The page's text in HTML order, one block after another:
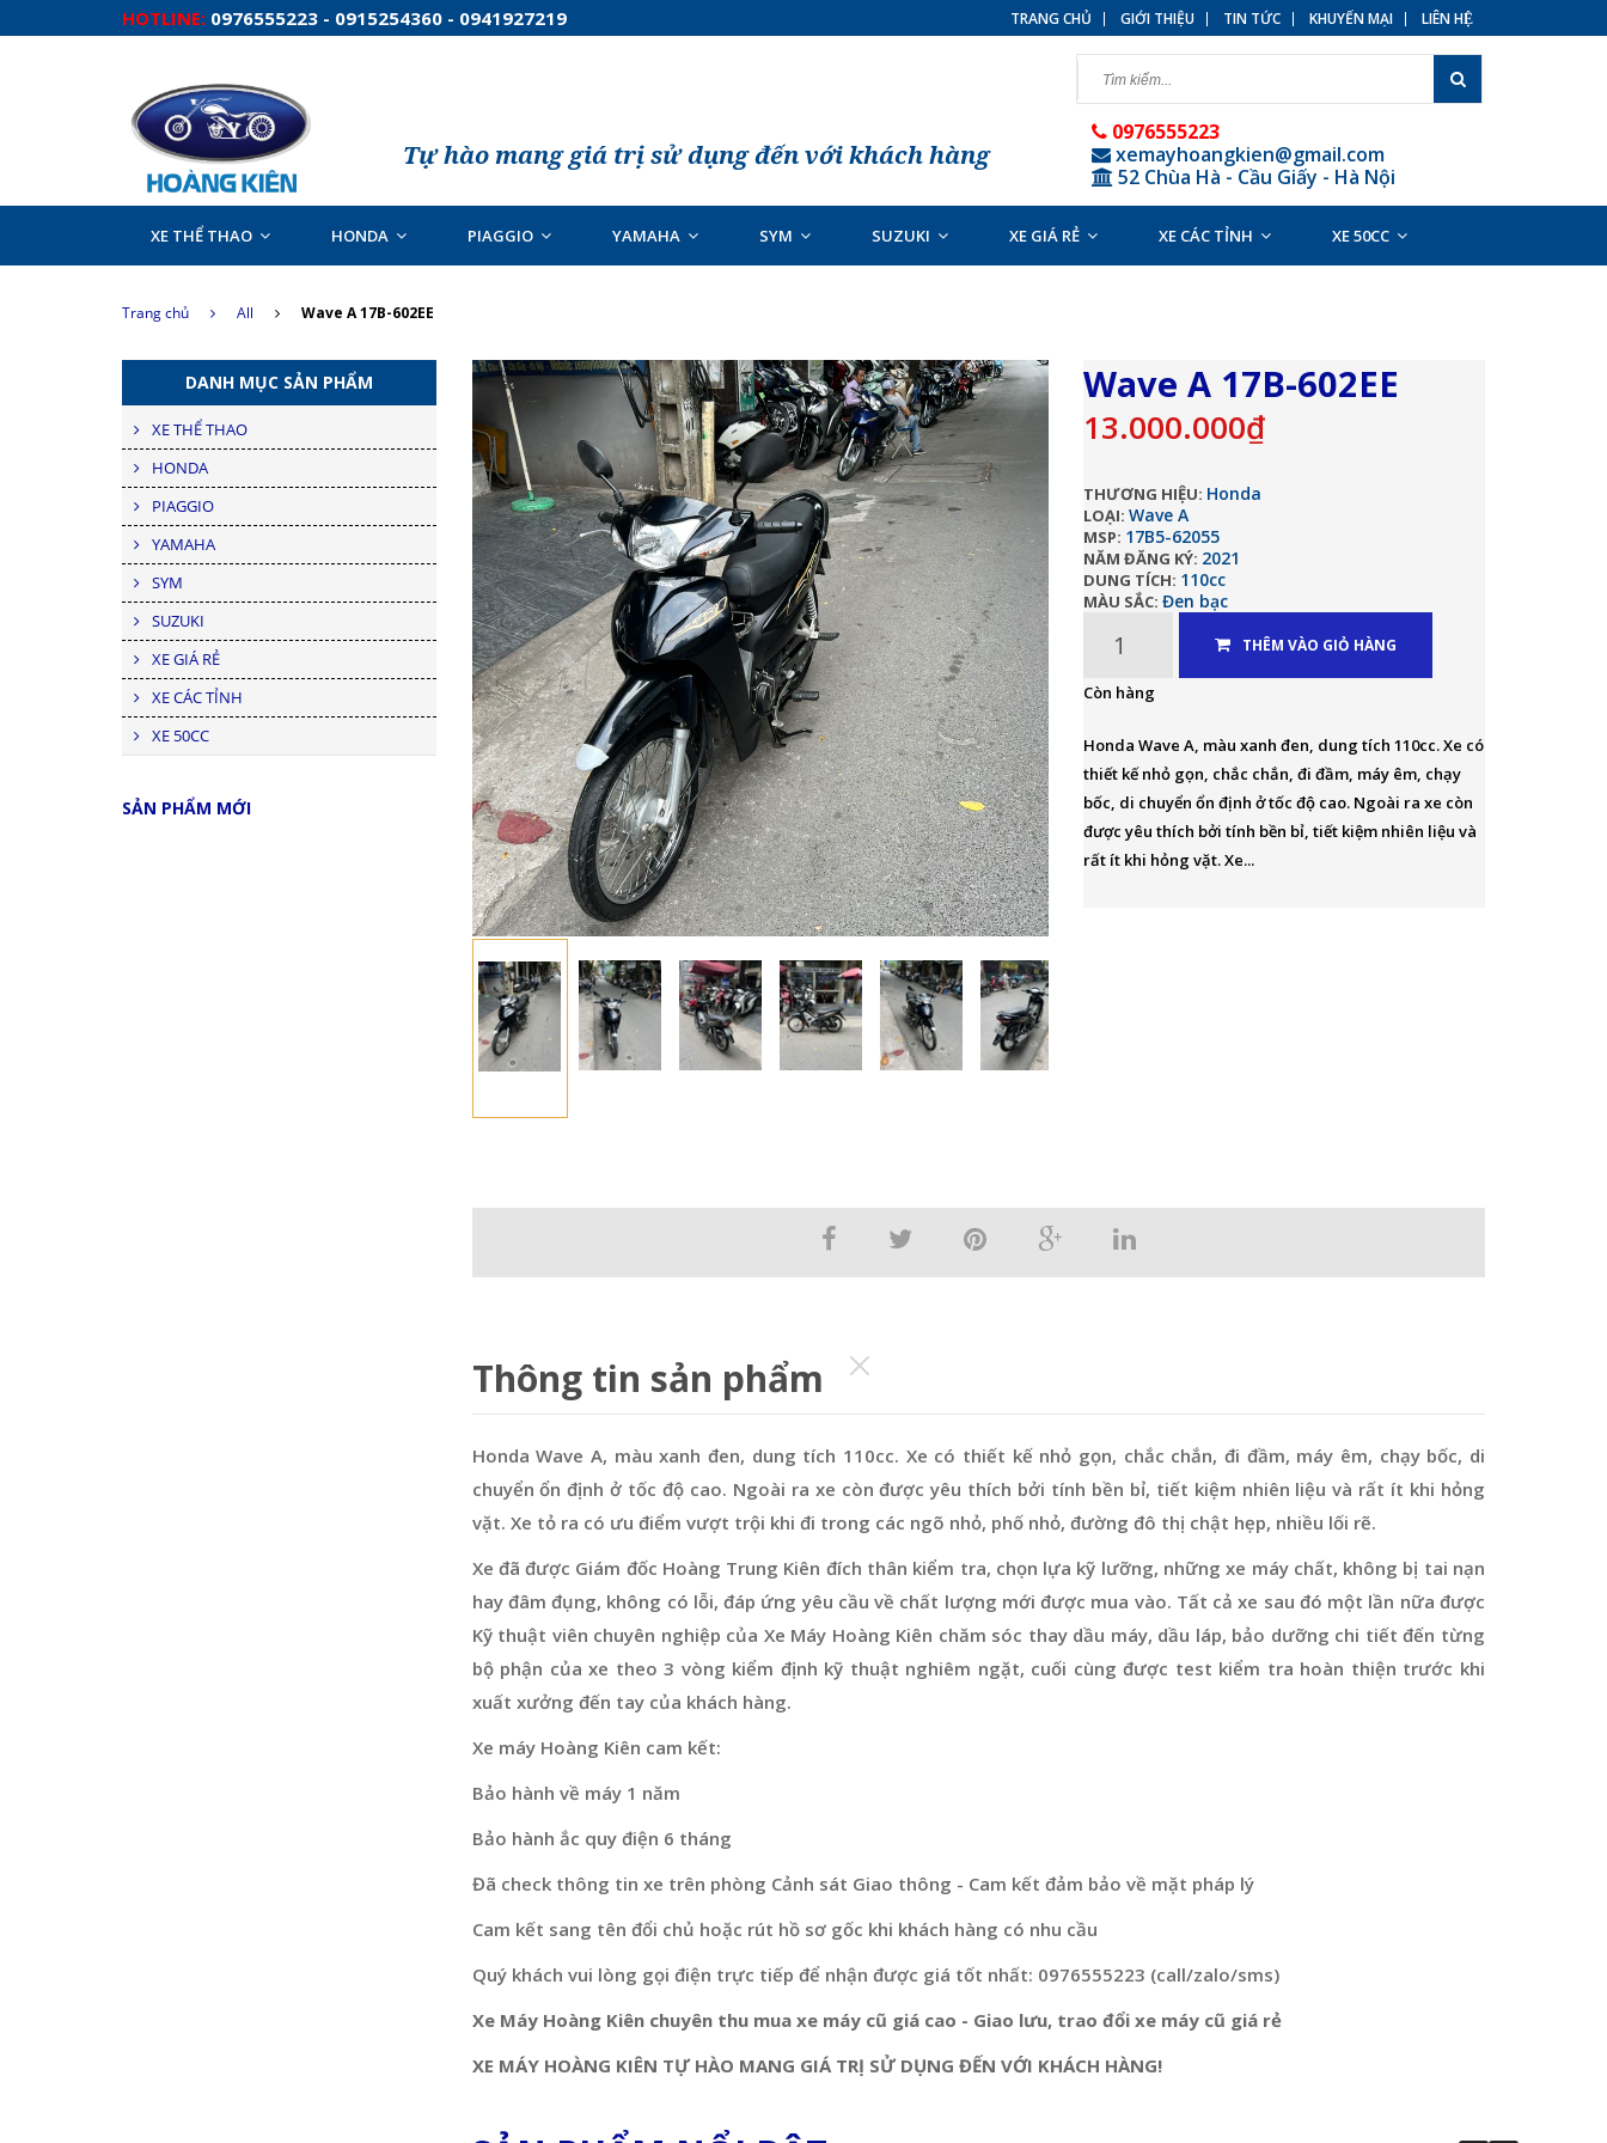
HOTLINE: 0976555223 - 0915254360 - 0941927219 TRANG CHỦ GIỚI THIỆU TIN TỨC KHUYẾN MẠI LIÊN HỆ
Tự hào mang giá trị sử dụng đến với khách hàng
0976555223
xemayhoangkien@gmail.com
52 Chùa Hà - Cầu Giấy - Hà Nội
XE THỂ THAO HONDA PIAGGIO YAMAHA SYM SUZUKI XE GIÁ RẺ XE CÁC TỈNH XE 50CC
Trang chủ All Wave A 17B-602EE
DANH MỤC SẢN PHẨM
XE THỂ THAO
HONDA
PIAGGIO
YAMAHA
SYM
SUZUKI
XE GIÁ RẺ
XE CÁC TỈNH
XE 50CC
SẢN PHẨM MỚI
Wave A 17B-602EE
13.000.000₫
THƯƠNG HIỆU: Honda
LOẠI:Wave A
MSP: 17B5-62055
NĂM ĐĂNG KÝ: 2021
DUNG TÍCH: 110cc
MÀU SẮC:Đen bạc
THÊM VÀO GIỎ HÀNG
Còn hàng
Honda Wave A, màu xanh đen, dung tích 110cc. Xe có
thiết kế nhỏ gọn, chắc chắn, đi đầm, máy êm, chạy
bốc, di chuyển ổn định ở tốc độ cao. Ngoài ra xe còn
được yêu thích bởi tính bền bỉ, tiết kiệm nhiên liệu và
rất ít khi hỏng vặt. Xe...
Thông tin sản phẩm
Honda Wave A, màu xanh đen, dung tích 110cc. Xe có thiết kế nhỏ gọn, chắc chắn, đi đầm, máy êm, chạy bốc, di
chuyển ổn định ở tốc độ cao. Ngoài ra xe còn được yêu thích bởi tính bền bỉ, tiết kiệm nhiên liệu và rất ít khi hỏng
vặt. Xe tỏ ra có ưu điểm vượt trội khi đi trong các ngõ nhỏ, phố nhỏ, đường đô thị chật hẹp, nhiều lối rẽ.
Xe đã được Giám đốc Hoàng Trung Kiên đích thân kiểm tra, chọn lựa kỹ lưỡng, những xe máy chất, không bị tai nạn
hay đâm đụng, không có lỗi, đáp ứng yêu cầu về chất lượng mới được mua vào. Tất cả xe sau đó một lần nữa được
Kỹ thuật viên chuyên nghiệp của Xe Máy Hoàng Kiên chăm sóc thay dầu máy, dầu láp, bảo dưỡng chi tiết đến từng
bộ phận của xe theo 3 vòng kiểm định kỹ thuật nghiêm ngặt, cuối cùng được test kiểm tra hoàn thiện trước khi
xuất xưởng đến tay của khách hàng.
Xe máy Hoàng Kiên cam kết:
Bảo hành về máy 1 năm
Bảo hành ắc quy điện 6 tháng
Đã check thông tin xe trên phòng Cảnh sát Giao thông - Cam kết đảm bảo về mặt pháp lý
Cam kết sang tên đổi chủ hoặc rút hồ sơ gốc khi khách hàng có nhu cầu
Quý khách vui lòng gọi điện trực tiếp để nhận được giá tốt nhất: 0976555223 (call/zalo/sms)
Xe Máy Hoàng Kiên chuyên thu mua xe máy cũ giá cao - Giao lưu, trao đổi xe máy cũ giá rẻ
XE MÁY HOÀNG KIÊN TỰ HÀO MANG GIÁ TRỊ SỬ DỤNG ĐẾN VỚI KHÁCH HÀNG!